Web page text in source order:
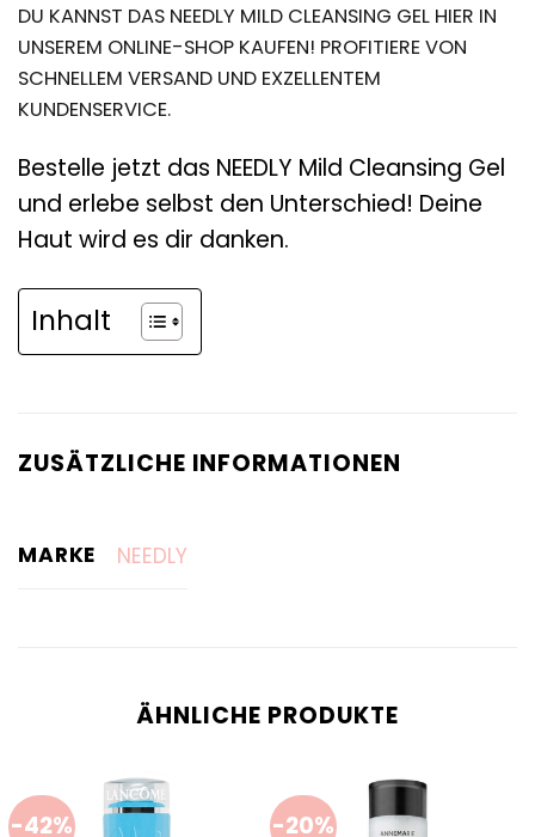
DU KANNST DAS NEEDLY MILD CLEANSING GEL HIER IN
UNSEREM ONLINE-SHOP KAUFEN! PROFITIERE VON
SCHNELLEM VERSAND UND EXZELLENTEM
KUNDENSERVICE.
Bestelle jetzt das NEEDLY Mild Cleansing Gel
und erlebe selbst den Unterschied! Deine
Haut wird es dir danken.
Inhalt
ZUSÄTZLICHE INFORMATIONEN
MARKE NEEDLY
ÄHNLICHE PRODUKTE
-42% -20%